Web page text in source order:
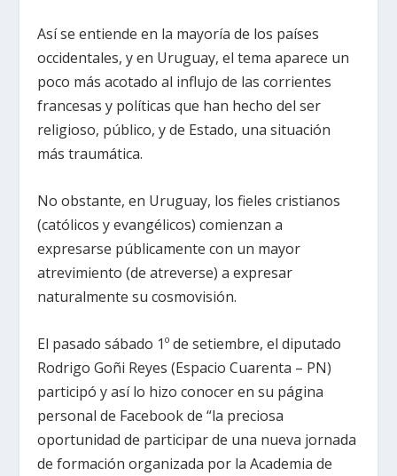
Así se entiende en la mayoría de los países
occidentales, y en Uruguay, el tema aparece un
poco más acotado al influjo de las corrientes
francesas y políticas que han hecho del ser
religioso, público, y de Estado, una situación
más traumática.
No obstante, en Uruguay, los fieles cristianos
(católicos y evangélicos) comienzan a
expresarse públicamente con un mayor
atrevimiento (de atreverse) a expresar
naturalmente su cosmovisión.
El pasado sábado 1º de setiembre, el diputado
Rodrigo Goñi Reyes (Espacio Cuarenta – PN)
participó y así lo hizo conocer en su página
personal de Facebook de “la preciosa
oportunidad de participar de una nueva jornada
de formación organizada por la Academia de